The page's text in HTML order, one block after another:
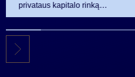
privataus kapitalo rinką
investuojantį fondą pritraukė 17,4
mln. JAV dolerių